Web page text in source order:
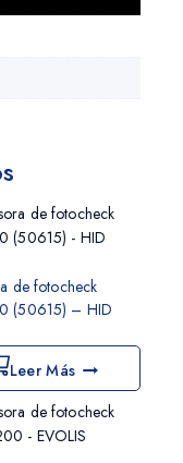
de fotocheck
(50615) – HID
Leer Más